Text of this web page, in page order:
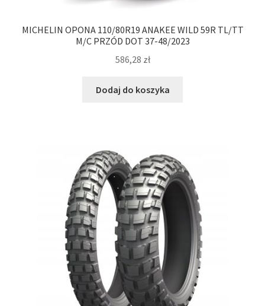
MICHELIN OPONA 110/80R19 ANAKEE WILD 59R TL/TT
M/C PRZÓD DOT 37-48/2023
586,28 zł
Dodaj do koszyka